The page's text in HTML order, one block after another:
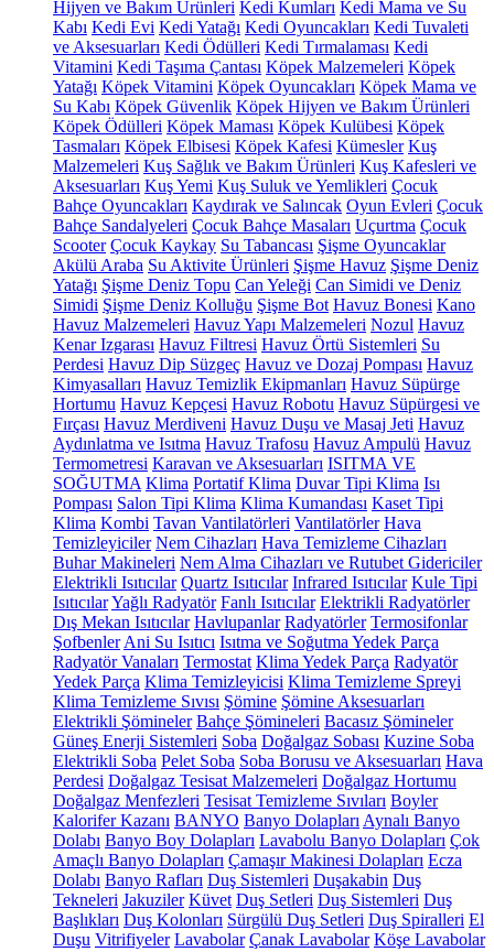
Hijyen ve Bakım Ürünleri Kedi Kumları Kedi Mama ve Su
Kabı Kedi Evi Kedi Yatağı Kedi Oyuncakları Kedi Tuvaleti
ve Aksesuarları Kedi Ödülleri Kedi Tırmalaması Kedi
Vitamini Kedi Taşıma Çantası Köpek Malzemeleri Köpek
Yatağı Köpek Vitamini Köpek Oyuncakları Köpek Mama ve
Su Kabı Köpek Güvenlik Köpek Hijyen ve Bakım Ürünleri
Köpek Ödülleri Köpek Maması Köpek Kulübesi Köpek
Tasmaları Köpek Elbisesi Köpek Kafesi Kümesler Kuş
Malzemeleri Kuş Sağlık ve Bakım Ürünleri Kuş Kafesleri ve
Aksesuarları Kuş Yemi Kuş Suluk ve Yemlikleri Çocuk
Bahçe Oyuncakları Kaydırak ve Salıncak Oyun Evleri Çocuk
Bahçe Sandalyeleri Çocuk Bahçe Masaları Uçurtma Çocuk
Scooter Çocuk Kaykay Su Tabancası Şişme Oyuncaklar
Akülü Araba Su Aktivite Ürünleri Şişme Havuz Şişme Deniz
Yatağı Şişme Deniz Topu Can Yeleği Can Simidi ve Deniz
Simidi Şişme Deniz Kolluğu Şişme Bot Havuz Bonesi Kano
Havuz Malzemeleri Havuz Yapı Malzemeleri Nozul Havuz
Kenar Izgarası Havuz Filtresi Havuz Örtü Sistemleri Su
Perdesi Havuz Dip Süzgeç Havuz ve Dozaj Pompası Havuz
Kimyasalları Havuz Temizlik Ekipmanları Havuz Süpürge
Hortumu Havuz Kepçesi Havuz Robotu Havuz Süpürgesi ve
Fırçası Havuz Merdiveni Havuz Duşu ve Masaj Jeti Havuz
Aydınlatma ve Isıtma Havuz Trafosu Havuz Ampulü Havuz
Termometresi Karavan ve Aksesuarları ISITMA VE
SOĞUTMA Klima Portatif Klima Duvar Tipi Klima Isı
Pompası Salon Tipi Klima Klima Kumandası Kaset Tipi
Klima Kombi Tavan Vantilatörleri Vantilatörler Hava
Temizleyiciler Nem Cihazları Hava Temizleme Cihazları
Buhar Makineleri Nem Alma Cihazları ve Rutubet Gidericiler
Elektrikli Isıtıcılar Quartz Isıtıcılar Infrared Isıtıcılar Kule Tipi
IsıtıcılarYağlı Radyatör Fanlı Isıtıcılar Elektrikli Radyatörler
Dış Mekan Isıtıcılar Havlupanlar Radyatörler Termosifonlar
Şofbenler Ani Su Isıtıcı Isıtma ve Soğutma Yedek Parça
Radyatör Vanaları Termostat Klima Yedek Parça Radyatör
Yedek Parça Klima Temizleyicisi Klima Temizleme Spreyi
Klima Temizleme Sıvısı Şömine Şömine Aksesuarları
Elektrikli Şömineler Bahçe Şömineleri Bacasız Şömineler
Güneş Enerji Sistemleri Soba Doğalgaz Sobası Kuzine Soba
Elektrikli Soba Pelet Soba Soba Borusu ve Aksesuarları Hava
Perdesi Doğalgaz Tesisat Malzemeleri Doğalgaz Hortumu
Doğalgaz Menfezleri Tesisat Temizleme Sıvıları Boyler
Kalorifer Kazanı BANYO Banyo Dolapları Aynalı Banyo
Dolabı Banyo Boy Dolapları Lavabolu Banyo Dolapları Çok
Amaçlı Banyo Dolapları Çamaşır Makinesi Dolapları Ecza
Dolabı Banyo Rafları Duş Sistemleri Duşakabin Duş
Tekneleri Jakuziler Küvet Duş Setleri Duş Sistemleri Duş
Başlıkları Duş Kolonları Sürgülü Duş Setleri Duş Spiralleri El
Duşu Vitrifiyeler Lavabolar Çanak Lavabolar Köşe Lavabolar